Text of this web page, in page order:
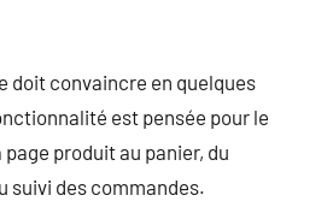
doit convaincre en quelques
est pensée pour le
produit au panier, du
suivi des commandes.